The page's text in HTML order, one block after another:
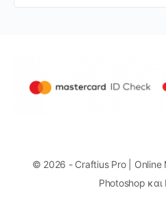
© 2026 - Craftius Pro |
Photoshop και